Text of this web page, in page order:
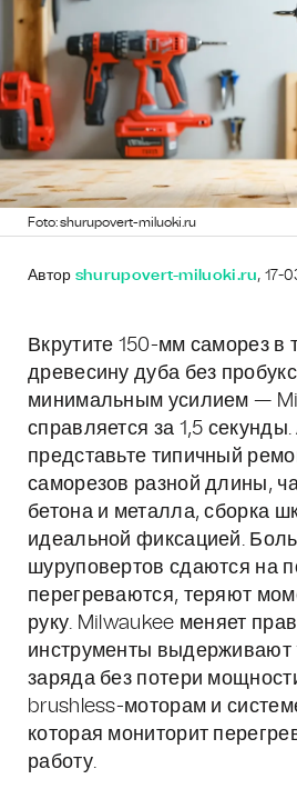
Foto: shurupovert-miluoki.ru
Автор shurupovert-miluoki.ru, 17-
Вкрутите 150-мм саморез в
древесину дуба без
минимальным усилием —
справляется за 1,5
представьте типичный
саморезов разной длины,
бетона и металла, сборка
идеальной фиксацией.
шуруповертов сдаются на
перегреваются, теряют
руку. Milwaukee меняет
инструменты выдерживают
заряда без потери
brushless-моторам и
которая мониторит
работу.